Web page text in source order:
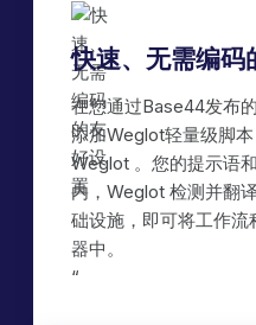
快速、无需编码
在您通过Base44发布
添加Weglot轻量级脚
Weglot 。您的提示语
内，Weglot 检测并翻
础设施，即可将工作
器中。
‍“